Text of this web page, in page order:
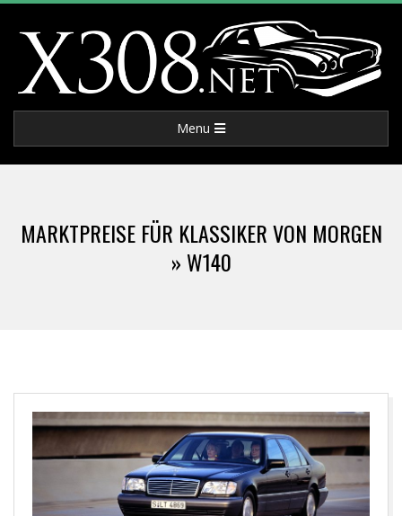
content
X
3
0
8
E
T
Navigation
Menu
MARKTPREISE FÜR KLASSIKER VON MORGEN
» W140